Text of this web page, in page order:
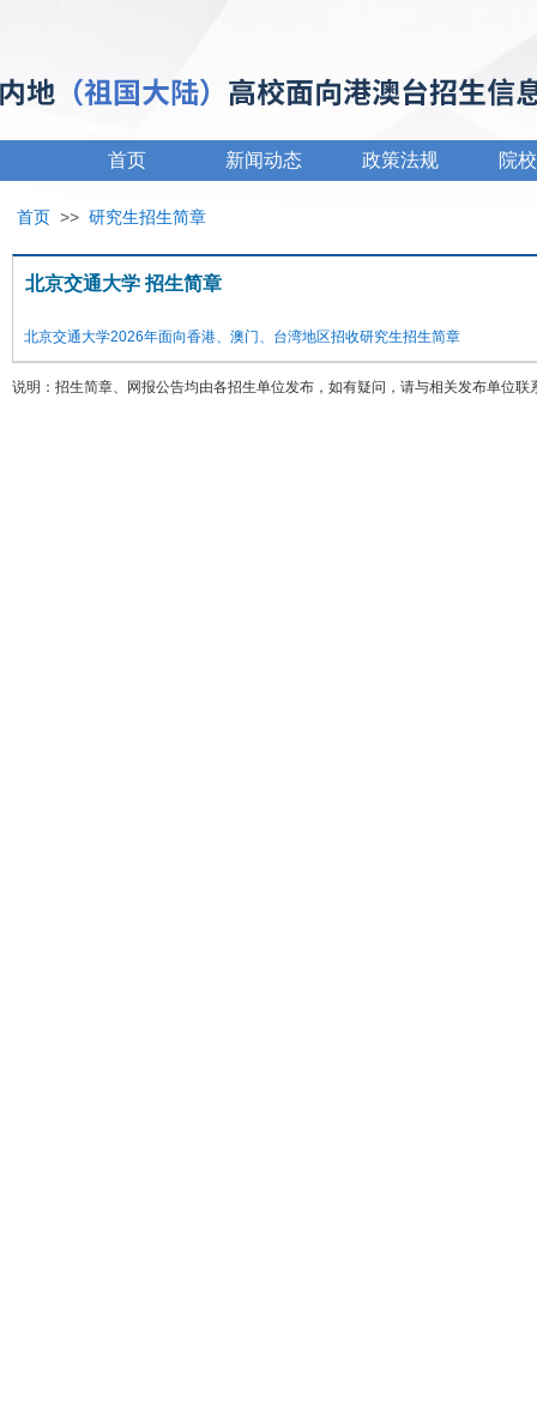
首页 新闻动态 政策法规 院
首页 >> 研究生招生简章
北京交通大学 招生简章
北京交通大学2026年面向香港、澳门、台湾地区招收研究生招生简章
说明：招生简章、网报公告均由各招生单位发布，如有疑问，请与相关发布单位